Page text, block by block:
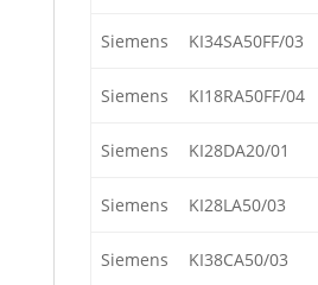
Siemens KI34SA50FF/03
Siemens KI18RA50FF/04
Siemens KI28DA20/01
Siemens KI28LA50/03
Siemens KI38CA50/03